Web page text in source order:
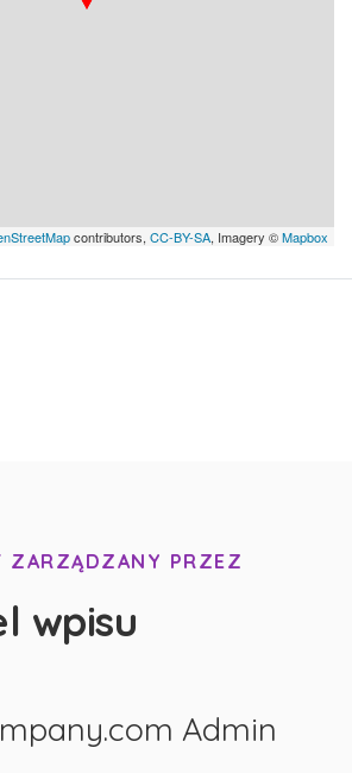
contributors, CC-BY-SA, Imagery ©Mapbox
ZARZĄDZANY PRZEZ
wpisu
Admin